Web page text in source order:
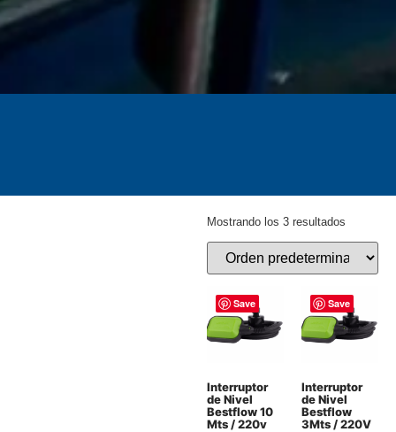
Mostrando los 3 resultados
Save
Interruptor
de Nivel
Bestflow 10
Mts / 220v
Save
Interruptor
de Nivel
Bestflow
3Mts / 220V